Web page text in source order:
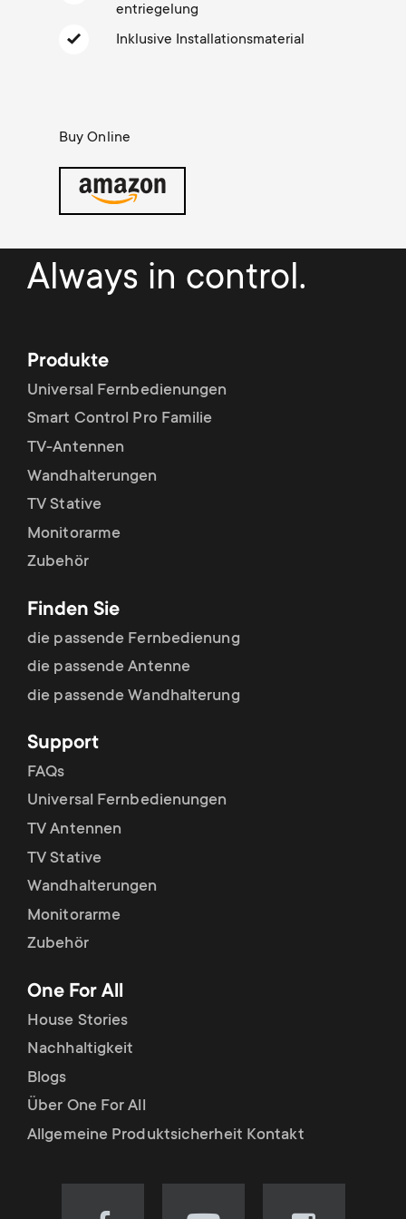
y
p
o
u
c
t
s
m
e
n
u
Kabelmanagement
a
y
s
p
p
o
r
t
m
e
n
u
entriegelung
Inklusive Installationsmaterial
Buy Online
Always in control.
Produkte
Universal Fernbedienungen
Smart Control Pro Familie
TV-Antennen
Wandhalterungen
TV Stative
Monitorarme
Zubehör
Finden Sie
die passende Fernbedienung
die passende Antenne
die passende Wandhalterung
Support
FAQs
Universal Fernbedienungen
TV Antennen
TV Stative
Wandhalterungen
Monitorarme
Zubehör
One For All
House Stories
Nachhaltigkeit
Blogs
Über One For All
Allgemeine Produktsicherheit Kontakt